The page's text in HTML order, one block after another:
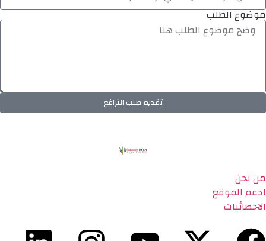
موضوع الطلب
تقديم طلب الترافع
من نحن
ادعم الموقع
الاحصائيات